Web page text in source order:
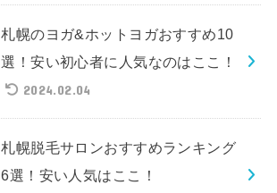
札幌のヨガ&ホットヨガおすすめ10
選！安い初心者に人気なのはここ！
2024.02.04
札幌脱毛サロンおすすめランキング
6選！安い人気はここ！